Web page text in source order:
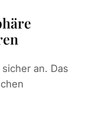
an. Das